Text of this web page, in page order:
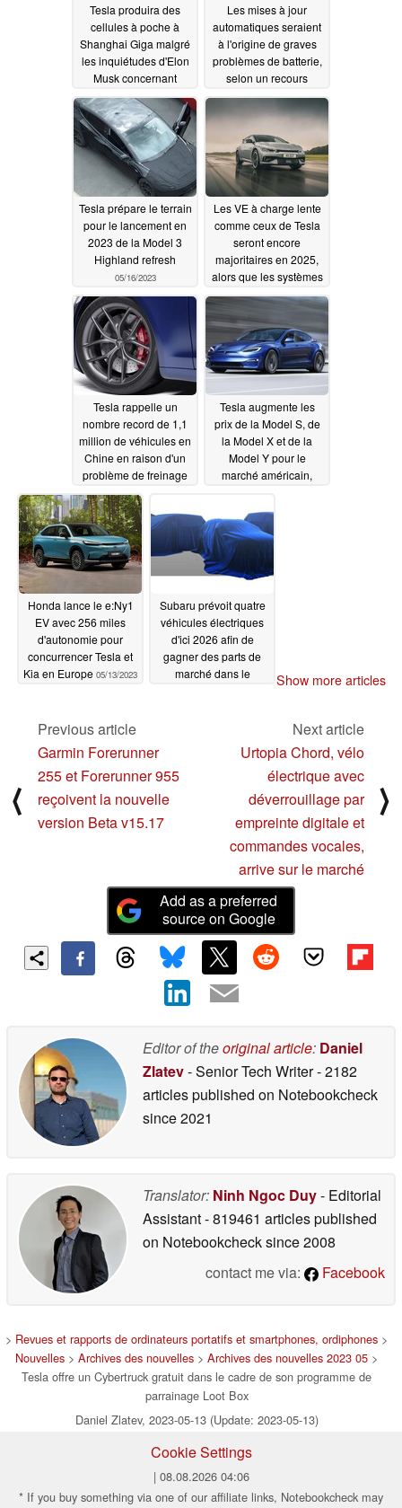
Tesla produira des
cellules à poche à
Shanghai Giga malgré
les inquiétudes d'Elon
Musk concernant
l'emballement
thermique05/17/2023
Les mises à jour
automatiques seraient
à l'origine de graves
problèmes de batterie,
selon un recours
collectif intenté par
Tesla05/16/2023
Tesla prépare le terrain
pour le lancement en
2023 de la Model 3
Highland refresh
05/16/2023
Les VE à charge lente
comme ceux de Tesla
seront encore
majoritaires en 2025,
alors que les systèmes
de 800 V ne
représentent que 12 %
05/14/2023
Tesla rappelle un
nombre record de 1,1
million de véhicules en
Chine en raison d'un
problème de freinage
régénératif
Tesla augmente les
prix de la Model S, de
la Model X et de la
Model Y pour le
marché américain,
seulement après avoir
baissé ses prix
05/13/2023
Honda lance le e:Ny1
EV avec 256 miles
d'autonomie pour
concurrencer Tesla et
Kia en Europe 05/13/2023
Subaru prévoit quatre
véhicules électriques
d'ici 2026 afin de
gagner des parts de
marché dans le
Show more articles
⟨
Previous article
Garmin Forerunner
255 et Forerunner 955
reçoivent la nouvelle
version Beta v15.17
Next article
Urtopia Chord, vélo
électrique avec
déverrouillage par
empreinte digitale et
commandes vocales,
arrive sur le marché
⟩
Add as a preferred
source on Google
Editor of theoriginal article: Daniel
Zlatev- Senior Tech Writer- 2182
articles published on Notebookcheck
since 2021
Translator: Ninh Ngoc Duy- Editorial
Assistant- 819461 articles published
on Notebookchecksince 2008
contact me via:
Facebook
> Revues et rapports de ordinateurs portatifs et smartphones, ordiphones >
Nouvelles > Archives des nouvelles > Archives des nouvelles 2023 05 >
Tesla offre un Cybertruck gratuit dans le cadre de son programme de
parrainage Loot Box
Daniel Zlatev, 2023-05-13 (Update: 2023-05-13)
Cookie Settings
| 08.08.2026 04:06
* If you buy something via one of our affiliate links, Notebookcheck may